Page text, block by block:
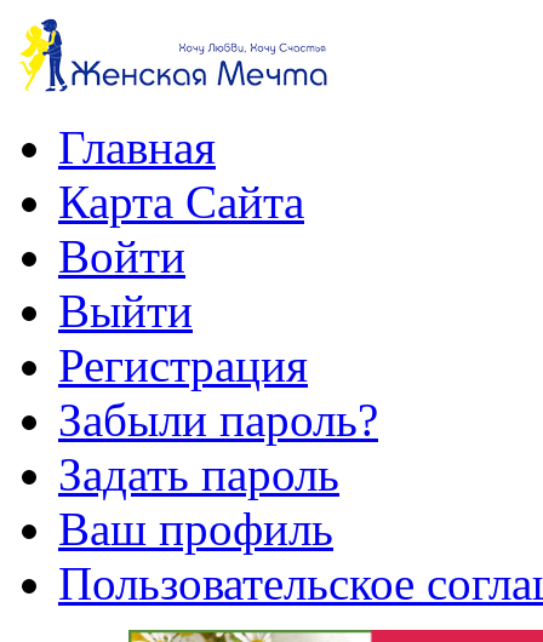
Главная
Карта Сайта
Войти
Выйти
Регистрация
Забыли пароль?
Задать пароль
Ваш профиль
Пользовательское